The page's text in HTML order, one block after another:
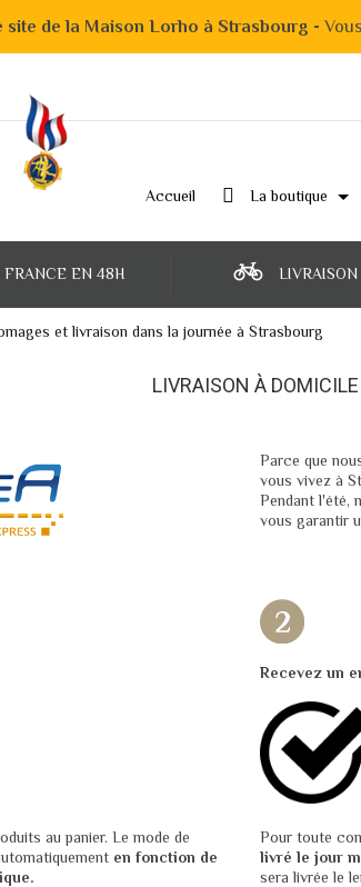
site de la Maison Lorho à Strasbourg -
Accueil La boutique
EN 48H
et livraison dans la journée à Strasbourg
LIVRAISON À
Parce que
vous vivez à
Pendant l'été,
vous garantir
au panier. Le mode de
en fonction de
Recevez un
Pour toute
livré le jour
sera livrée le